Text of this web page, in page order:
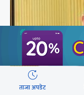
ताजा अपडेट